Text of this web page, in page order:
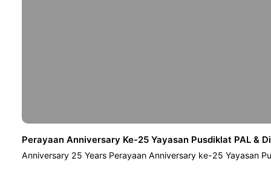
Perayaan Anniversary Ke-25 Yayasan Pusdiklat PAL &
Anniversary 25 Years Perayaan Anniversary ke-25 Yayasan